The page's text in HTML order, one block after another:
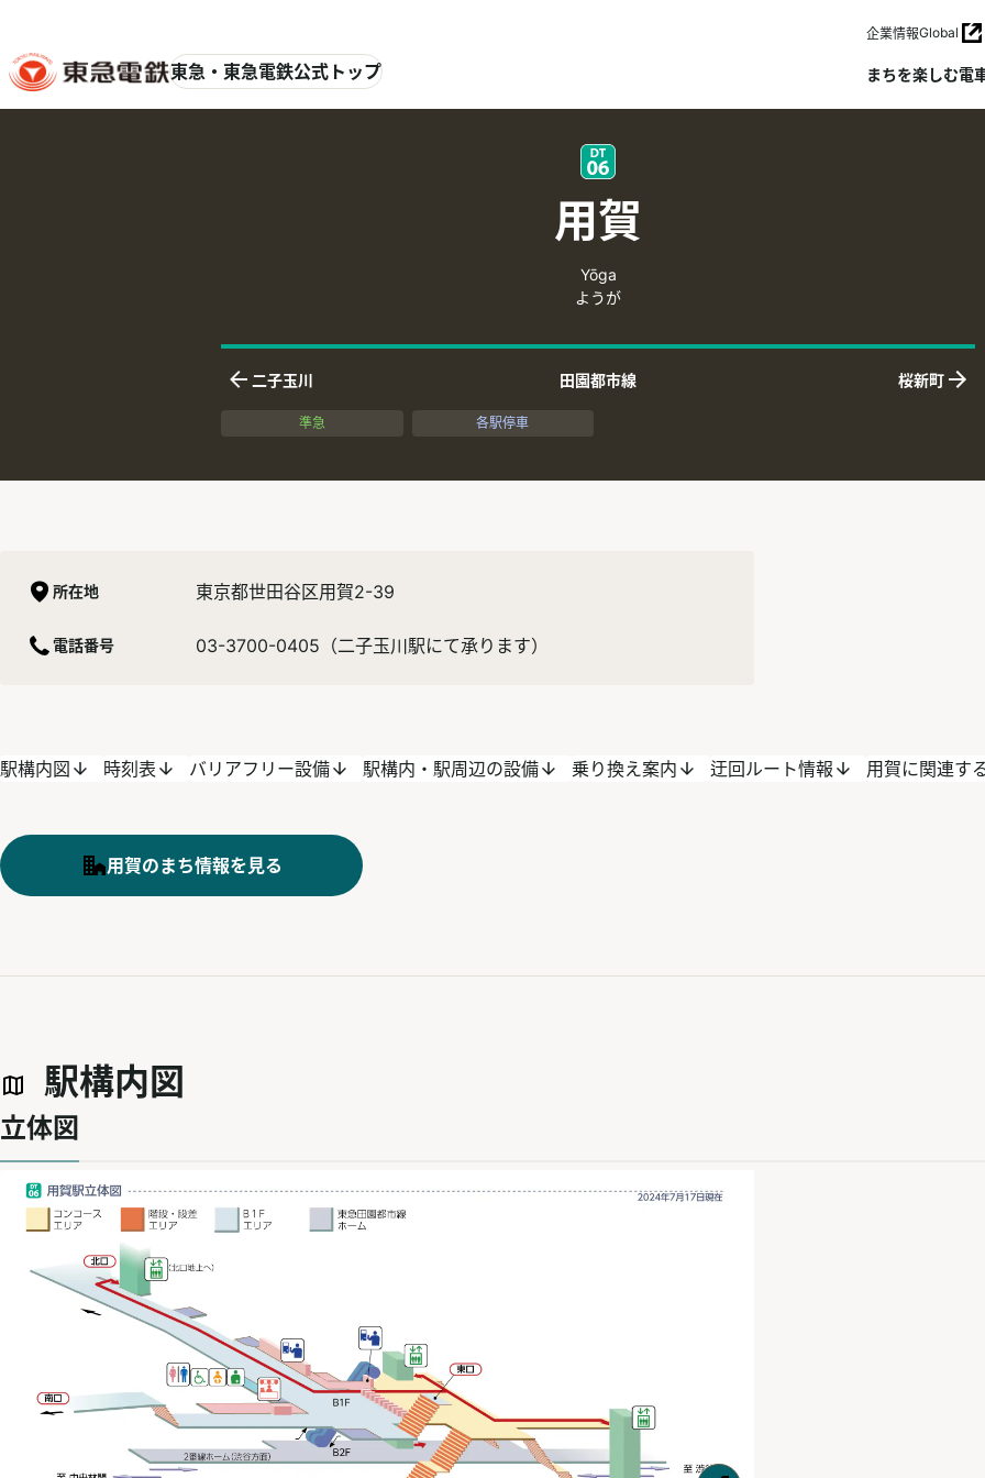
東急・東急電鉄公式トップ
企業情報Global
まちを楽しむ電
用賀
Yōga
ようが
田園都市線
下りの隣接駅
二子玉川
上りの隣接
桜新町
準急 各駅停車
所在地 東京都世田谷区用賀2-39
電話番号 03-3700-0405（二子玉川駅にて承ります）
駅構内図 時刻表 バリアフリー設備 駅構内・駅周辺の設備 乗り換え案内 迂回ルート情報 用賀に関連す
用賀のまち情報を見る
駅構内図
立体図